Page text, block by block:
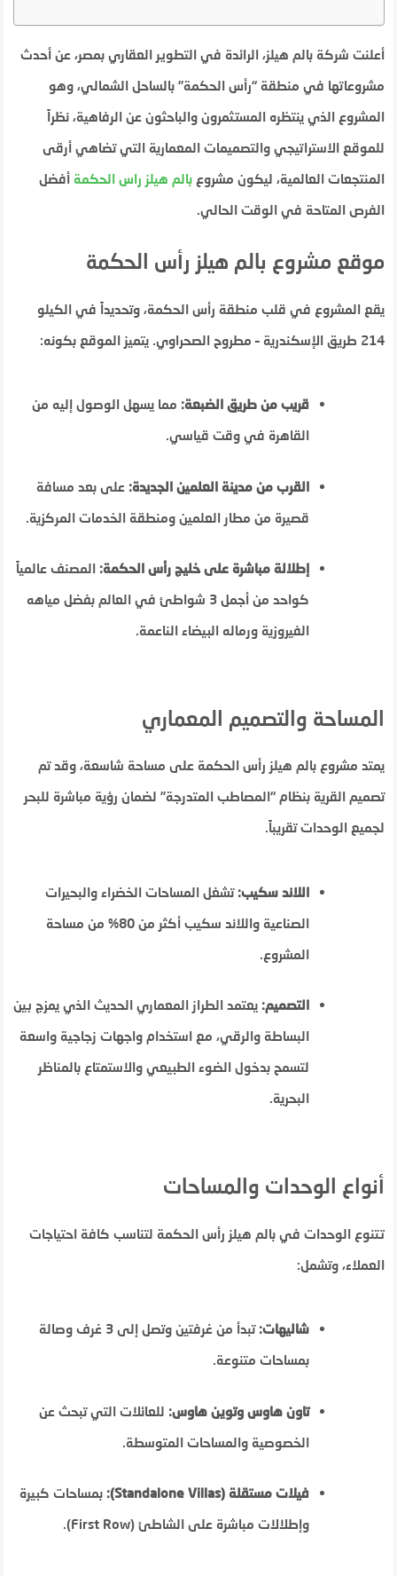
أعلنت شركة بالم هيلز، الرائدة في التطوير العقاري بمصر، عن أحدث
مشروعاتها في منطقة “رأس الحكمة” بالساحل الشمالي، وهو
المشروع الذي ينتظره المستثمرون والباحثون عن الرفاهية، نظراً
للموقع الاستراتيجي والتصميمات المعمارية التي تضاهي أرقى
المنتجعات العالمية، ليكون مشروعبالم هيلز راس الحكمة أفضل
الفرص المتاحة في الوقت الحالي.
موقع مشروع بالم هيلز رأس الحكمة
يقع المشروع في قلب منطقة رأس الحكمة، وتحديداً في الكيلو
214 طريق الإسكندرية – مطروح الصحراوي. يتميز الموقع بكونه:
قريب من طريق الضبعة: مما يسهل الوصول إليه من
القاهرة في وقت قياسي.
القرب من مدينة العلمين الجديدة: على بعد مسافة
قصيرة من مطار العلمين ومنطقة الخدمات المركزية.
إطلالة مباشرة على خليج رأس الحكمة: المصنف عالمياً
كواحد من أجمل 3 شواطئ في العالم بفضل مياهه
الفيروزية ورماله البيضاء الناعمة.
المساحة والتصميم المعماري
يمتد مشروع بالم هيلز رأس الحكمة على مساحة شاسعة، وقد تم
تصميم القرية بنظام “المصاطب المتدرجة” لضمان رؤية مباشرة للبحر
لجميع الوحدات تقريباً.
اللاند سكيب: تشغل المساحات الخضراء والبحيرات
الصناعية واللاند سكيب أكثر من 80% من مساحة
المشروع.
التصميم: يعتمد الطراز المعماري الحديث الذي يمزج بين
البساطة والرقي، مع استخدام واجهات زجاجية واسعة
لتسمح بدخول الضوء الطبيعي والاستمتاع بالمناظر
البحرية.
أنواع الوحدات والمساحات
تتنوع الوحدات في بالم هيلز رأس الحكمة لتناسب كافة احتياجات
العملاء، وتشمل:
شاليهات:
تبدأ من غرفتين وتصل إلى 3 غرف وصالة
بمساحات متنوعة.
تاون هاوس وتوين هاوس: للعائلات التي تبحث عن
الخصوصية والمساحات المتوسطة.
فيلات مستقلة (Standalone Villas):
بمساحات كبيرة
وإطلالات مباشرة على الشاطئ (First Row).